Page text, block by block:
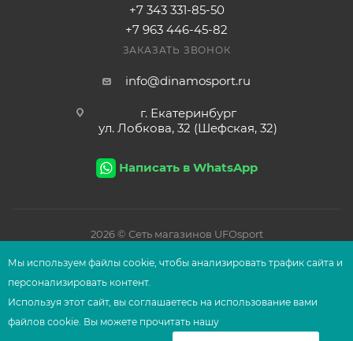
+7 343 331-85-50
+7 963 446-45-82
ЗАКАЗАТЬ ЗВОНОК
info@dinamosport.ru
г. Екатеринбург
ул. Лобкова, 32 (Шефская, 32)
Написать в WhatsApp
2026© Сеть магазинов UFOsport
Мы используем файлы сооkіе, чтобы анализировать трафик сайта и
персонализировать контент.
Используя этот сайт, вы соглашаетесь на использование вами
файлов сооkіе. Вы можете прочитать нашу